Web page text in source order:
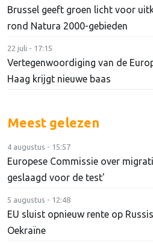
Brussel geeft groen licht voor
rond Natura 2000-gebieden
22 juli - 17:15
Vertegenwoordiging van de
Haag krijgt nieuwe baas
Meest gelezen
4 augustus - 15:57
Europese Commissie over
geslaagd voor de test'
5 augustus - 12:48
EU sluist opnieuw rente op
Oekraïne